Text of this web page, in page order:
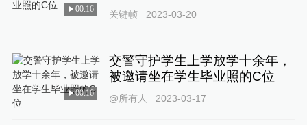
00:16 关键帧 2023-03-20
00:16
交警守护学生上学放学十余年，
被邀请坐在学生毕业照的C位
@所有人 2023-03-17